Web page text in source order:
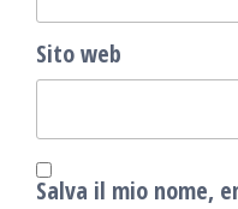
Sito web
Salva il mio nome,